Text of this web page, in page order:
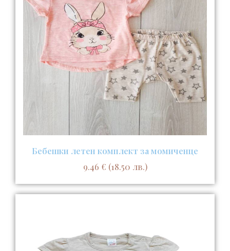
Бебешки летен комплект за момиченце
9.46 € (18.50 лв.)